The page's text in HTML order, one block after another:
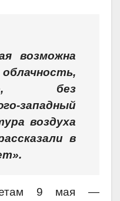
возможна
без
западный
воздуха
в
9 мая —